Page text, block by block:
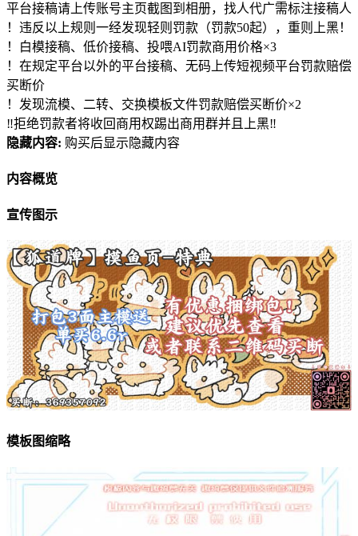
平台接稿请上传账号主页截图到相册，找人代广需标注接稿人
！违反以上规则一经发现轻则罚款（罚款50起），重则上黑！
！白模接稿、低价接稿、投喂AI罚款商用价格×3
！在规定平台以外的平台接稿、无码上传短视频平台罚款赔偿
买断价
！发现流模、二转、交换模板文件罚款赔偿买断价×2
‼拒绝罚款者将收回商用权踢出商用群并且上黑‼
隐藏内容: 购买后显示隐藏内容
内容概览
宣传图示
模板图缩略